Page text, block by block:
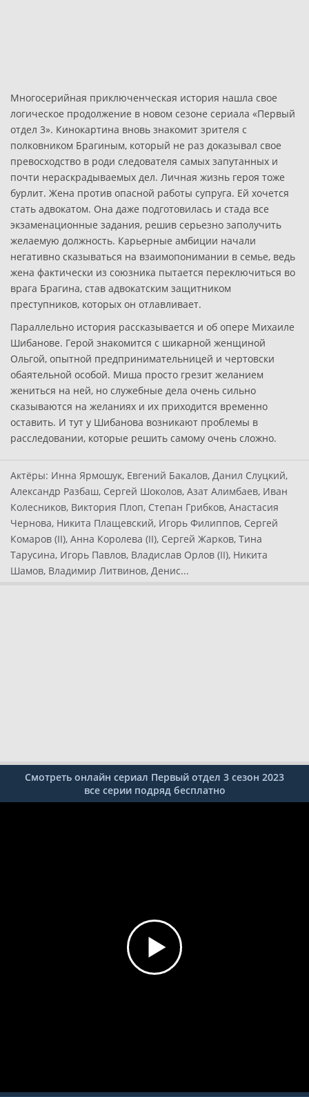
Многосерийная приключенческая история нашла свое
логическое продолжение в новом сезоне сериала «Первый
отдел 3». Кинокартина вновь знакомит зрителя с
полковником Брагиным, который не раз доказывал свое
превосходство в роди следователя самых запутанных и
почти нераскрадываемых дел. Личная жизнь героя тоже
бурлит. Жена против опасной работы супруга. Ей хочется
стать адвокатом. Она даже подготовилась и стада все
экзаменационные задания, решив серьезно заполучить
желаемую должность. Карьерные амбиции начали
негативно сказываться на взаимопонимании в семье, ведь
жена фактически из союзника пытается переключиться во
врага Брагина, став адвокатским защитником
преступников, которых он отлавливает.
Параллельно история рассказывается и об опере Михаиле
Шибанове. Герой знакомится с шикарной женщиной
Ольгой, опытной предпринимательницей и чертовски
обаятельной особой. Миша просто грезит желанием
жениться на ней, но служебные дела очень сильно
сказываются на желаниях и их приходится временно
оставить. И тут у Шибанова возникают проблемы в
расследовании, которые решить самому очень сложно.
Актёры: Инна Ярмошук, Евгений Бакалов, Данил Слуцкий,
Александр Разбаш, Сергей Шоколов, Азат Алимбаев, Иван
Колесников, Виктория Плоп, Степан Грибков, Анастасия
Чернова, Никита Плащевский, Игорь Филиппов, Сергей
Комаров (II), Анна Королева (II), Сергей Жарков, Тина
Тарусина, Игорь Павлов, Владислав Орлов (II), Никита
Шамов, Владимир Литвинов, Денис...
Смотреть онлайн сериал Первый отдел 3 сезон 2023
все серии подряд бесплатно